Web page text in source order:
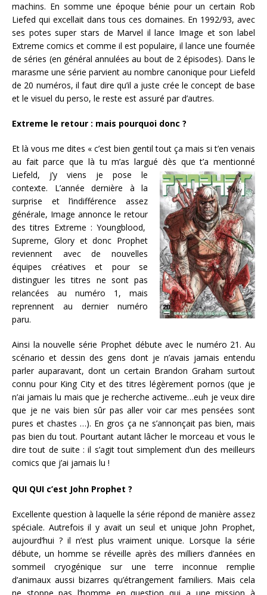
machins. En somme une époque bénie pour un certain Rob
Liefed qui excellait dans tous ces domaines. En 1992/93, avec
ses potes super stars de Marvel il lance Image et son label
Extreme comics et comme il est populaire, il lance une fournée
de séries (en général annulées au bout de 2 épisodes). Dans le
marasme une série parvient au nombre canonique pour Liefeld
de 20 numéros, il faut dire qu’il a juste crée le concept de base
et le visuel du perso, le reste est assuré par d’autres.
Extreme le retour : mais pourquoi donc ?
Et là vous me dites « c’est bien gentil tout ça mais si t’en venais
au fait parce que là tu m’as largué dès que t’a mentionné
Liefeld, j’y viens je pose le
contexte. L’année dernière à la
surprise et l’indifférence assez
générale, Image annonce le retour
des titres Extreme : Youngblood,
Supreme, Glory et donc Prophet
reviennent avec de nouvelles
équipes créatives et pour se
distinguer les titres ne sont pas
relancées au numéro 1, mais
reprennent au dernier numéro
paru.
Ainsi la nouvelle série Prophet débute avec le numéro 21. Au
scénario et dessin des gens dont je n’avais jamais entendu
parler auparavant, dont un certain Brandon Graham surtout
connu pour King City et des titres légèrement pornos (que je
n’ai jamais lu mais que je recherche activeme…euh je veux dire
que je ne vais bien sûr pas aller voir car mes pensées sont
pures et chastes …). En gros ça ne s’annonçait pas bien, mais
pas bien du tout. Pourtant autant lâcher le morceau et vous le
dire tout de suite : il s’agit tout simplement d’un des meilleurs
comics que j’ai jamais lu !
QUI QUI c’est John Prophet ?
Excellente question à laquelle la série répond de manière assez
spéciale. Autrefois il y avait un seul et unique John Prophet,
aujourd’hui ? il n’est plus vraiment unique. Lorsque la série
débute, un homme se réveille après des milliers d’années en
sommeil cryogénique sur une terre inconnue remplie
d’animaux aussi bizarres qu’étrangement familiers. Mais cela